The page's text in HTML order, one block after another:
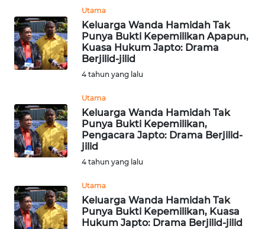
Utama
Keluarga Wanda Hamidah Tak
Punya Bukti Kepemilikan Apapun,
Kuasa Hukum Japto: Drama
Berjilid-jilid
4 tahun yang lalu
Utama
Keluarga Wanda Hamidah Tak
Punya Bukti Kepemilikan,
Pengacara Japto: Drama Berjilid-
jilid
4 tahun yang lalu
Utama
Keluarga Wanda Hamidah Tak
Punya Bukti Kepemilikan, Kuasa
Hukum Japto: Drama Berjilid-jilid
UTARA
WN
SAMOSIR
PADANG
LAWAS
WN
SUMEDANG
WN
CIANJUR